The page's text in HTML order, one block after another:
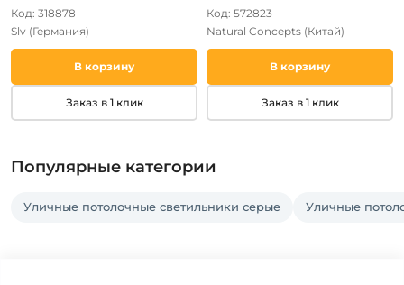
Код: 318878
Slv (Германия)
В корзину
Заказ в 1 клик
Код: 572823
Natural Concepts (Китай)
В корзину
Заказ в 1 клик
Популярные категории
Уличные потолочные светильники серые Уличные